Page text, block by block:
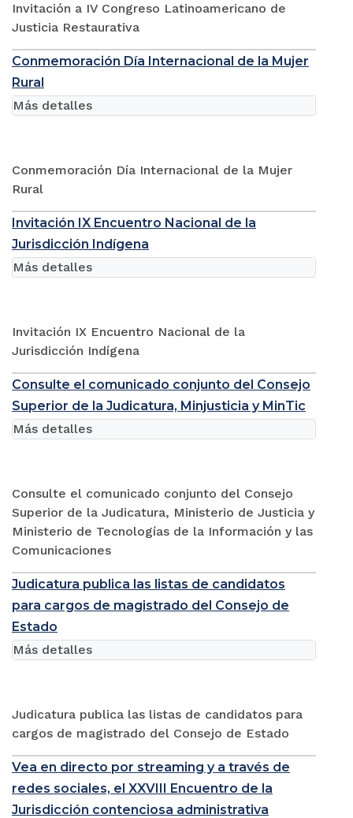
Invitación a IV Congreso Latinoamericano de
Justicia Restaurativa
Conmemoración Día Internacional de la Mujer
Rural
Conmemoración Día Internacional de la Mujer
Rural
Más detalles
Invitación IX Encuentro Nacional de la
Jurisdicción Indígena
Invitación IX Encuentro Nacional de la
Jurisdicción Indígena
Más detalles
Consulte el comunicado conjunto del Consejo
Superior de la Judicatura, Minjusticia y MinTic
Consulte el comunicado conjunto del Consejo
Superior de la Judicatura, Ministerio de Justicia y
Ministerio de Tecnologías de la Información y las
Comunicaciones
Más detalles
Judicatura publica las listas de candidatos
para cargos de magistrado del Consejo de
Estado
Judicatura publica las listas de candidatos para
cargos de magistrado del Consejo de Estado
Más detalles
Vea en directo por streaming y a través de
redes sociales, el XXVIII Encuentro de la
Jurisdicción contenciosa administrativa